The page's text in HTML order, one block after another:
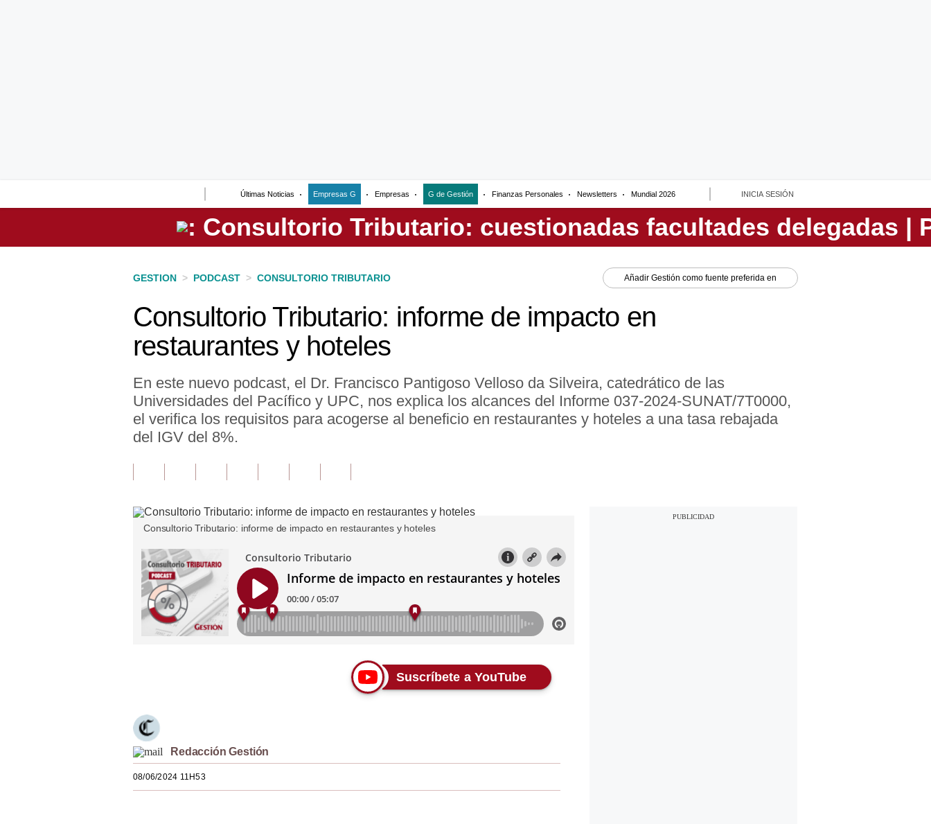
Últimas Noticias Empresas G Empresas G de Gestión Finanzas Personales Newsletters Mundial 2026 INICIA SESIÓN
Perú
GESTION > PODCAST > CONSULTORIO TRIBUTARIO Añadir Gestión como fuente preferida en
Consultorio Tributario: informe de impacto en
restaurantes y hoteles
En este nuevo podcast, el Dr. Francisco Pantigoso Velloso da Silveira, catedrático de las
Universidades del Pacífico y UPC, nos explica los alcances del Informe 037-2024-SUNAT/7T0000,
el verifica los requisitos para acogerse al beneficio en restaurantes y hoteles a una tasa rebajada
del IGV del 8%.
Consultorio Tributario: informe de impacto en restaurantes y hoteles
Suscríbete a YouTube
Redacción Gestión
08/06/2024 11H53